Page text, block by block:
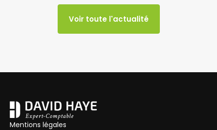
Voir toute l'actualité
Mentions légales